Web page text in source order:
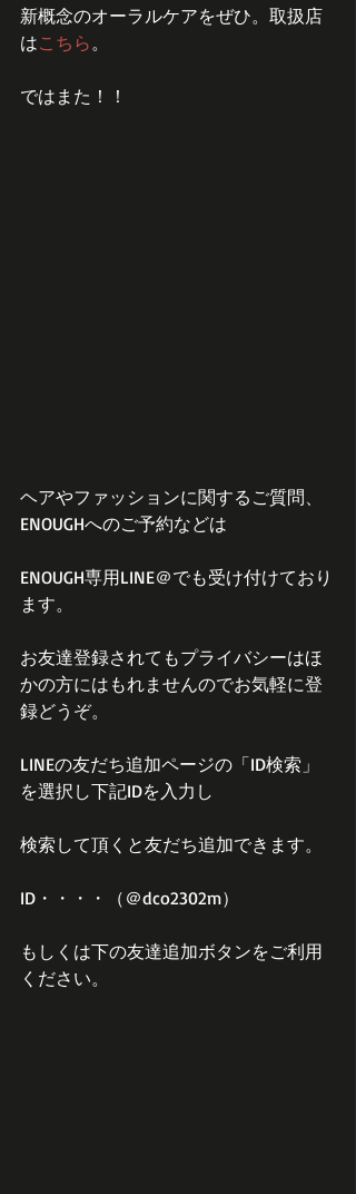
新概念のオーラルケアをぜひ。取扱店
はこちら 。
ではまた！！
ヘアやファッションに関するご質問、
ENOUGHへのご予約などは
ENOUGH専用LINE＠でも受け付けており
ます。
お友達登録されてもプライバシーはほ
かの方にはもれませんのでお気軽に登
録どうぞ。
LINEの友だち追加ページの「ID検索」
を選択し下記IDを入力し
検索して頂くと友だち追加できます。
ID・・・・（＠dco2302m）
もしくは下の友達追加ボタンをご利用
ください。